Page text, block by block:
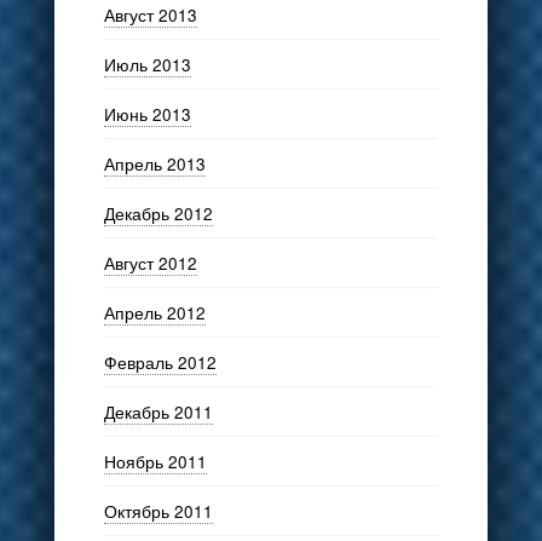
Август 2013
Июль 2013
Июнь 2013
Апрель 2013
Декабрь 2012
Август 2012
Апрель 2012
Февраль 2012
Декабрь 2011
Ноябрь 2011
Октябрь 2011